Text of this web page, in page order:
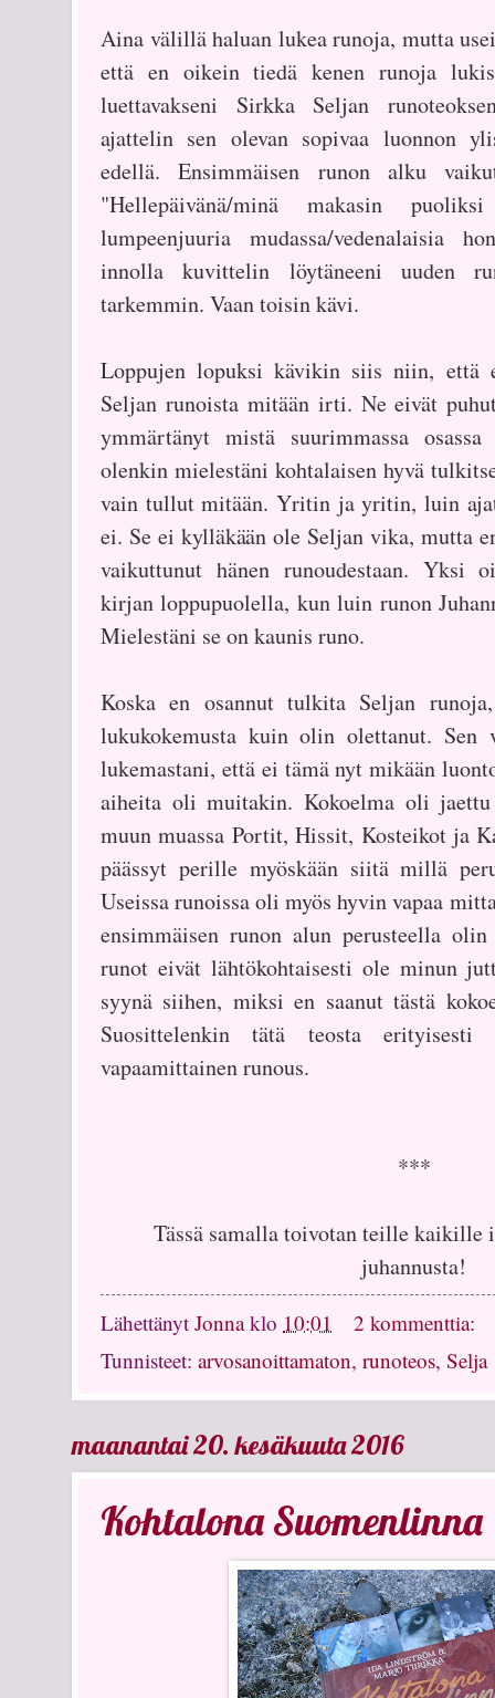
Aina välillä haluan lukea runoja, mutta
että en oikein tiedä kenen runoja
luettavakseni Sirkka Seljan
ajattelin sen olevan sopivaa luonnon
edellä. Ensimmäisen runon alku
"Hellepäivänä/minä makasin
lumpeenjuuria mudassa/vedenalaisia
innolla kuvittelin löytäneeni uuden
tarkemmin. Vaan toisin kävi.
Loppujen lopuksi kävikin siis niin, että
Seljan runoista mitään irti. Ne eivät
ymmärtänyt mistä suurimmassa
olenkin mielestäni kohtalaisen hyvä
vain tullut mitään. Yritin ja yritin, luin
ei. Se ei kylläkään ole Seljan vika, mutta
vaikuttunut hänen runoudestaan. Yksi
kirjan loppupuolella, kun luin runon
Mielestäni se on kaunis runo.
Koska en osannut tulkita Seljan
lukukokemusta kuin olin olettanut. Sen
lukemastani, että ei tämä nyt mikään
aiheita oli muitakin. Kokoelma oli
muun muassa Portit, Hissit, Kosteikot ja
päässyt perille myöskään siitä millä
Useissa runoissa oli myös hyvin vapaa
ensimmäisen runon alun perusteella
runot eivät lähtökohtaisesti ole minun
syynä siihen, miksi en saanut tästä
Suosittelenkin tätä teosta
vapaamittainen runous.
***
Tässä samalla toivotan teille kaikille
juhannusta!
Lähettänyt Jonna klo 10:01
2 kommenttia:
Tunnisteet: arvosanoittamaton, runoteos, Selja
maanantai 20. kesäkuuta 2016
Kohtalona Suomenlinna